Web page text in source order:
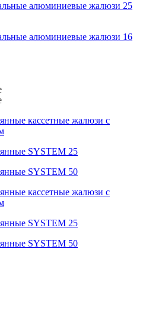
алюминиевые жалюзи 25
алюминиевые жалюзи 16
кассетные жалюзи с
SYSTEM 25
SYSTEM 50
кассетные жалюзи с
SYSTEM 25
SYSTEM 50